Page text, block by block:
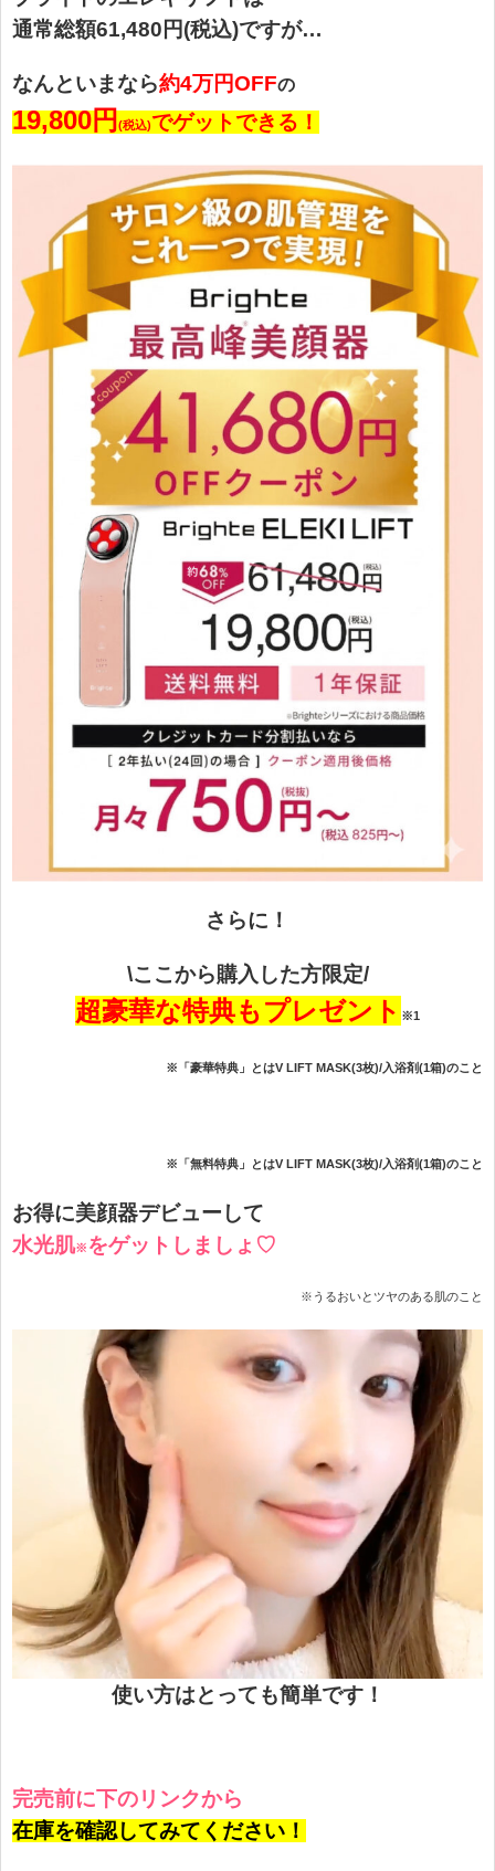
通常総額61,480円(税込)ですが…
なんといまなら約4万円OFFの
19,800円(税込)でゲットできる！
さらに！
\ここから購入した方限定/
超豪華な特典もプレゼント ※1
※「豪華特典」とはV LIFT MASK(3枚)/入浴剤(1箱)のこと
※「無料特典」とはV LIFT MASK(3枚)/入浴剤(1箱)のこと
お得に美顔器デビューして
水光肌※ をゲットしましょ♡
※うるおいとツヤのある肌のこと
使い方はとっても簡単です！
完売前に下のリンクから
在庫を確認してみてください！